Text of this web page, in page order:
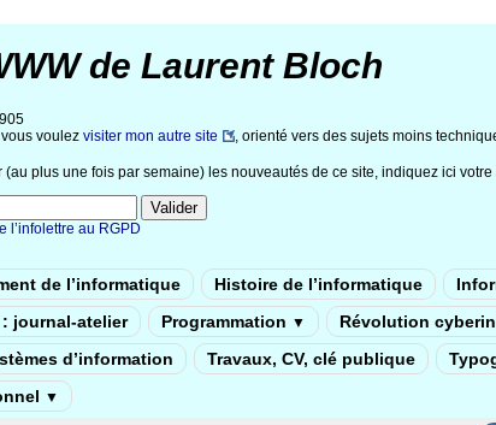
de Laurent Bloch
voulez visiter mon autre site , orienté vers des sujets moins
(au plus une fois par semaine) les nouveautés de ce site, indiquez ici
l’infolettre au RGPD
de l’informatique Histoire de l’informatique
journal-atelier Programmation ▼
Révolution
d’information Travaux, CV, clé publique
▼